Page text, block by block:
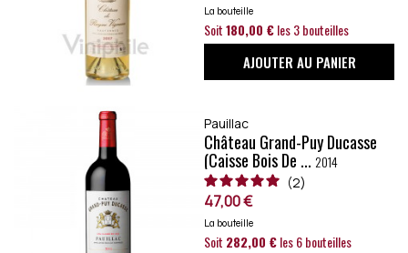
La bouteille
Soit180,00 €les 3 bouteilles
AJOUTER AU PANIER
Pauillac
Château Grand-Puy Ducasse
(caisse Bois De ... 2014
2
47,00 €
La bouteille
Soit 282,00 €les 6 bouteilles